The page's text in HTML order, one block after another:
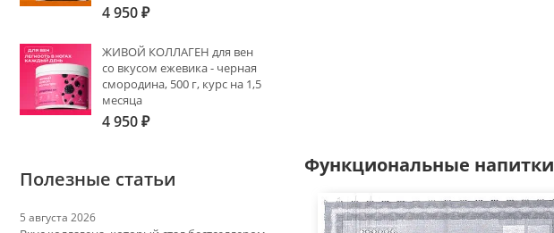
Функциональные напитки
4 950₽
ЖИВОЙ КОЛЛАГЕН для вен
со вкусом ежевика - черная
смородина, 500 г, курс на 1,5
месяца
4 950₽
Полезные статьи
5 августа 2026